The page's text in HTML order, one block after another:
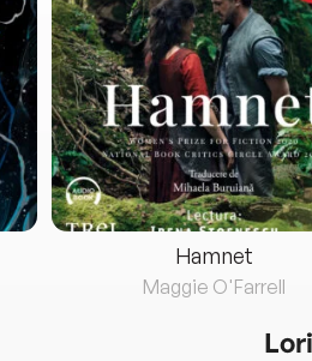
Hamnet
Maggie O'Farrell